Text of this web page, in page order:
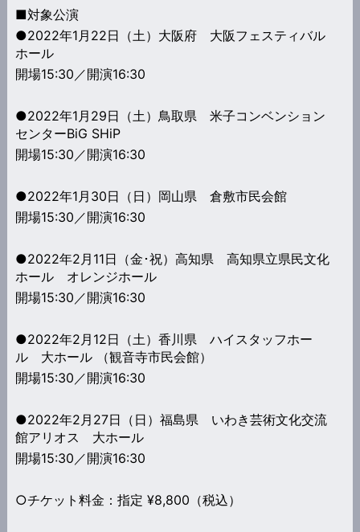
■対象公演
●2022年1月22日（土）大阪府 大阪フェスティバル
ホール
開場15:30／開演16:30
●2022年1月29日（土）鳥取県 米子コンベンション
センターBiG SHiP
開場15:30／開演16:30
●2022年1月30日（日）岡山県 倉敷市民会館
開場15:30／開演16:30
●2022年2月11日（金･祝）高知県 高知県立県民文化
ホール オレンジホール
開場15:30／開演16:30
●2022年2月12日（土）香川県 ハイスタッフホー
ル 大ホール （観音寺市民会館）
開場15:30／開演16:30
●2022年2月27日（日）福島県 いわき芸術文化交流
館アリオス 大ホール
開場15:30／開演16:30
○チケット料金：指定 ¥8,800（税込）